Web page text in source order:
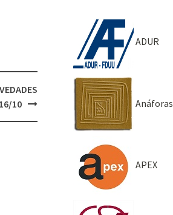
10
ADUR
Anáforas
APEX